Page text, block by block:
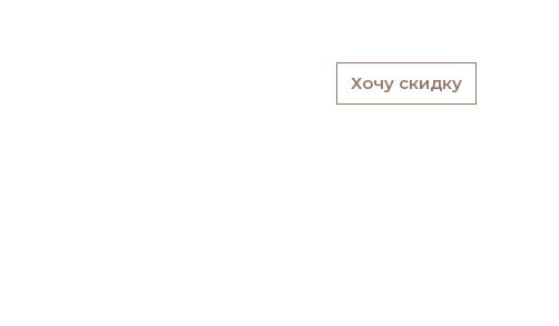
Хочу скидку